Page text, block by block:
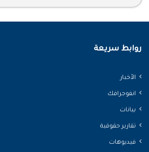
روابط سريعة
الأخبار
انفوجرافك
بيانات
تقارير حقوقية
فيديوهات